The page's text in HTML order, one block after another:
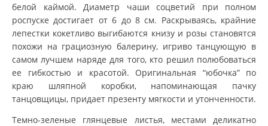
белой каймой. Диаметр чаши соцветий при полном
роспуске достигает от 6 до 8 см. Раскрываясь, крайние
лепестки кокетливо выгибаются книзу и розы становятся
похожи на грациозную балерину, игриво танцующую в
самом лучшем наряде для того, кто решил полюбоваться
ее гибкостью и красотой. Оригинальная “юбочка” по
краю шляпной коробки, напоминающая пачку
танцовщицы, придает презенту мягкости и утонченности.
Темно-зеленые глянцевые листья, местами деликатно